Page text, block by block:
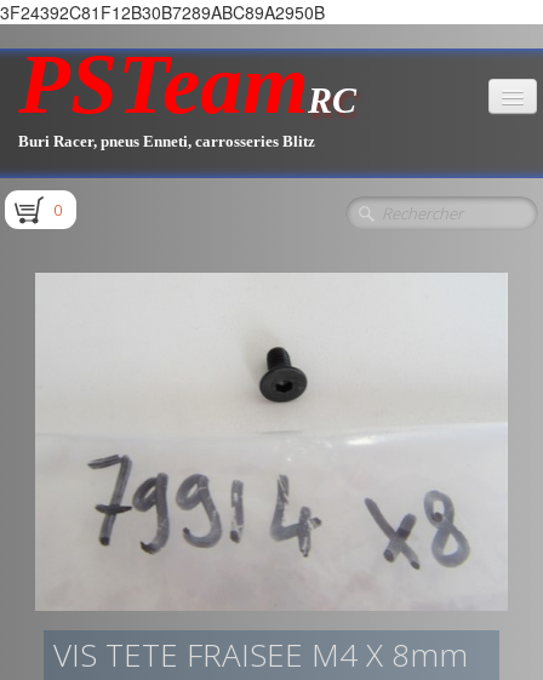
3F24392C81F12B30B7289ABC89A2950B
PSTeamRC
Buri Racer, pneus Enneti, carrosseries Blitz
Accueil
0
VIS TETE FRAISEE M4 X 8mm